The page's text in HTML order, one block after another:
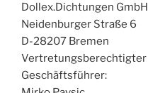
Dollex.Dichtungen GmbH
Neidenburger Straße 6
D-28207 Bremen
Vertretungsberechtigter
Geschäftsführer: